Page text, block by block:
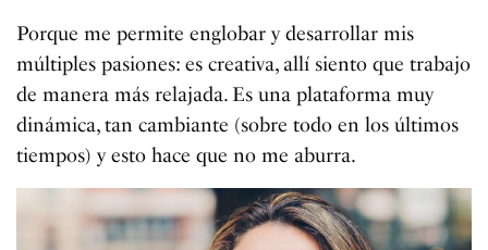
Porque me permite englobar y desarrollar mis
múltiples pasiones: es creativa, allí siento que trabajo
de manera más relajada. Es una plataforma muy
dinámica, tan cambiante (sobre todo en los últimos
tiempos) y esto hace que no me aburra.